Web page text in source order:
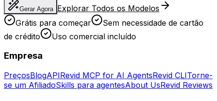
Gerar Agora Explorar Todos os Modelos
Grátis para começar
Sem necessidade de cartão
de crédito
Uso comercial incluído
Empresa
PreçosBlogAPIRevid MCP for AI AgentsRevid CLITorne-
se um AfiliadoSkills para agentesAbout UsRevid Reviews